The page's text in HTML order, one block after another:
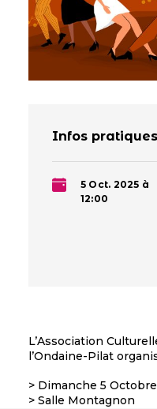
Infos pratiques
5 Oct. 2025 à
12:00
L’Association
l’Ondaine-Pilat
> Dimanche 5
> Salle Montagnon